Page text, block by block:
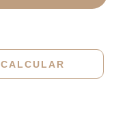
CALCULAR